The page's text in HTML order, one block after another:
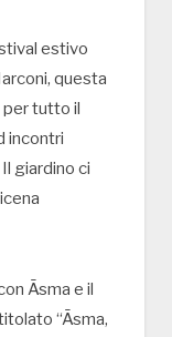
estivo
questa
per tutto il
incontri
giardino ci
Āsma e il
“Āsma,